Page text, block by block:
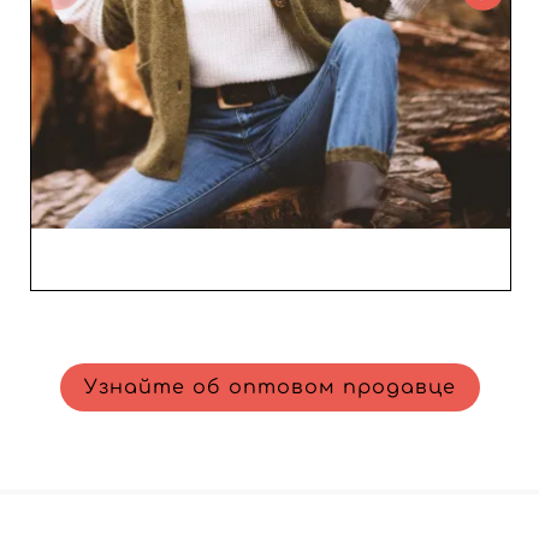
выражается в оперативной и персонализированной
поддержке, готовой удовлетворить все ваши
ожидания. Включив No Profit Ltd в свою сеть
поставщиков, вы выбираете стратегического союзника
на пути к коммерческому успеху. Доверьтесь
оптовику, который направляет свой опыт и страсть на
ваш рост. Присоединяйтесь к сообществу
профессионалов, уже выбравших No Profit Ltd, и
поднимите свою компанию на новый уровень.
Узнайте об оптовом продавце